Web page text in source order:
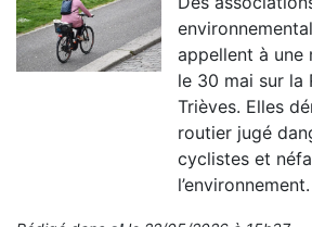
appellent à une
le 30 mai sur la
Trièves. Elles
routier jugé
cyclistes et
l’environnement.